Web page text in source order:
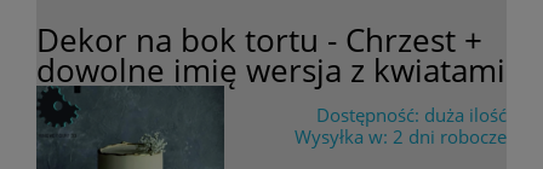
Dekor na bok tortu - Chrzest +
dowolne imię wersja z kwiatami
Dostępność: duża ilość
Wysyłka w: 2 dni robocze